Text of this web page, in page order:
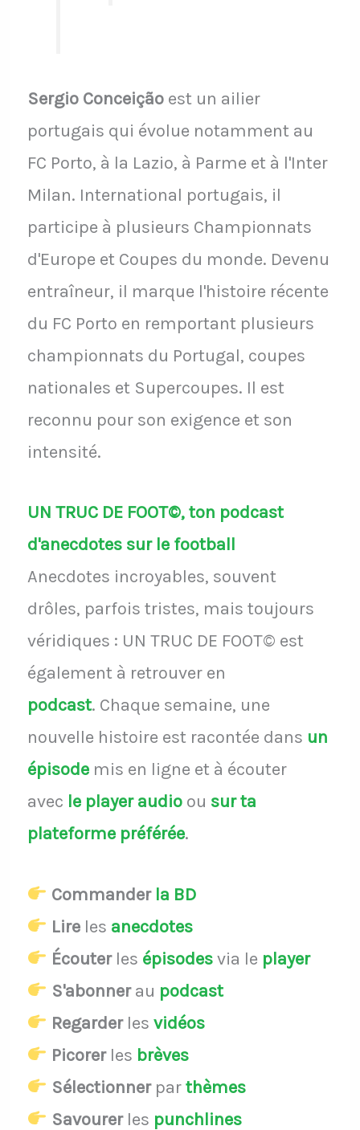
Sergio Conceiçãoest un ailier
portugais qui évolue notamment au
FC Porto, à la Lazio, à Parme et à l'Inter
Milan. International portugais, il
participe à plusieurs Championnats
d'Europe et Coupes du monde. Devenu
entraîneur, il marque l'histoire récente
du FC Porto en remportant plusieurs
championnats du Portugal, coupes
nationales et Supercoupes. Il est
reconnu pour son exigence et son
intensité.
UN TRUC DE FOOT©, ton podcast
d'anecdotes sur le football
Anecdotes incroyables, souvent
drôles, parfois tristes, mais toujours
véridiques : UN TRUC DE FOOT© est
également à retrouver en
podcast. Chaque semaine, une
nouvelle histoire est racontée dans un
épisodemis en ligne et à écouter
avec le player audio ou sur ta
plateforme préférée.
Commander la BD
Lireles anecdotes
Écouterles épisodesvia le player
S'abonnerau podcast
Regarderles vidéos
Picorerles brèves
Sélectionnerparthèmes
Savourerles punchlines